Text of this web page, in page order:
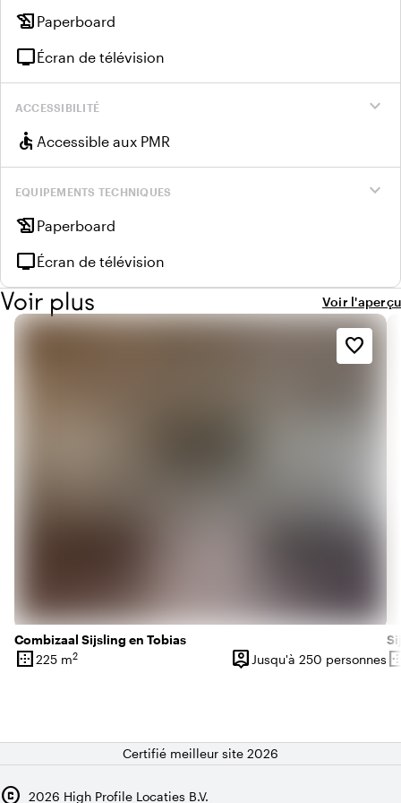
history_edu Paperboard
tvÉcran de télévision
expand_more
ACCESSIBILITÉ
accessible Accessible aux PMR
expand_more
EQUIPEMENTS TECHNIQUES
history_edu Paperboard
tvÉcran de télévision
Voir plus Voir l'aperçu
Combizaal Sijsling en Tobias
border_outer
Superficie
225 m2 person_pin
Capacité
Jusqu'à 250 personnes
favorite_border
Certifié meilleur site 2026
copyright 2026 High Profile Locaties B.V.